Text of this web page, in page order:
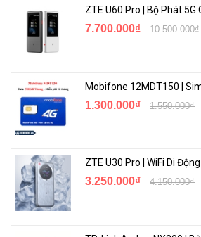
7.700.000₫ 10.500.000₫
1.300.000₫ 1.550.000₫
3.250.000₫ 4.150.000₫